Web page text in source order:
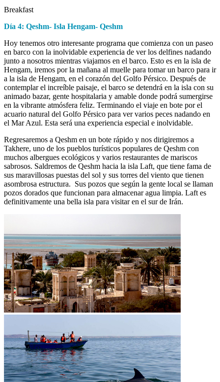
Breakfast
Día 4: Qeshm- Isla Hengam- Qeshm
Hoy tenemos otro interesante programa que comienza con un paseo
en barco con la inolvidable experiencia de ver los delfines nadando
junto a nosotros mientras viajamos en el barco. Esto es en la isla de
Hengam, iremos por la mañana al muelle para tomar un barco para ir
a la isla de Hengam, en el corazón del Golfo Pérsico. Después de
contemplar el increíble paisaje, el barco se detendrá en la isla con su
animado bazar, gente hospitalaria y amable donde podrá sumergirse
en la vibrante atmósfera feliz. Terminando el viaje en bote por el
acuario natural del Golfo Pérsico para ver varios peces nadando en
el Mar Azul. Esta será una experiencia especial e inolvidable.
Regresaremos a Qeshm en un bote rápido y nos dirigiremos a
Takhere, uno de los pueblos turísticos populares de Qeshm con
muchos albergues ecológicos y varios restaurantes de mariscos
sabrosos. Saldremos de Qeshm hacia la isla Laft, que tiene fama de
sus maravillosas puestas del sol y sus torres del viento que tienen
asombrosa estructura. Sus pozos que según la gente local se llaman
pozos dorados que funcionan para almacenar agua limpia. Laft es
definitivamente una bella isla para visitar en el sur de Irán.